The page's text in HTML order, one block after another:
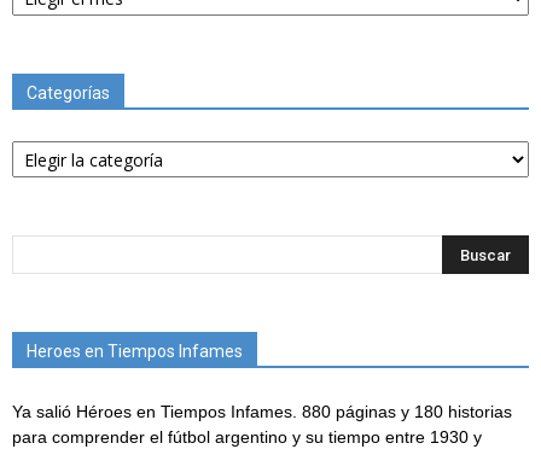
Categorías
Categorías
Heroes en Tiempos Infames
Ya salió Héroes en Tiempos Infames. 880 páginas y 180 historias
para comprender el fútbol argentino y su tiempo entre 1930 y